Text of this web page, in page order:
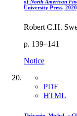
of North American
University Press,
Robert C.H.
p. 139–141
Notice
PDF
HTML